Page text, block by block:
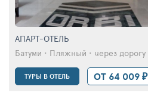
АПАРТ-ОТЕЛЬ
Батуми • Пляжный • через дорогу
ТУРЫ В ОТЕЛЬ ОТ 64 009 ₽